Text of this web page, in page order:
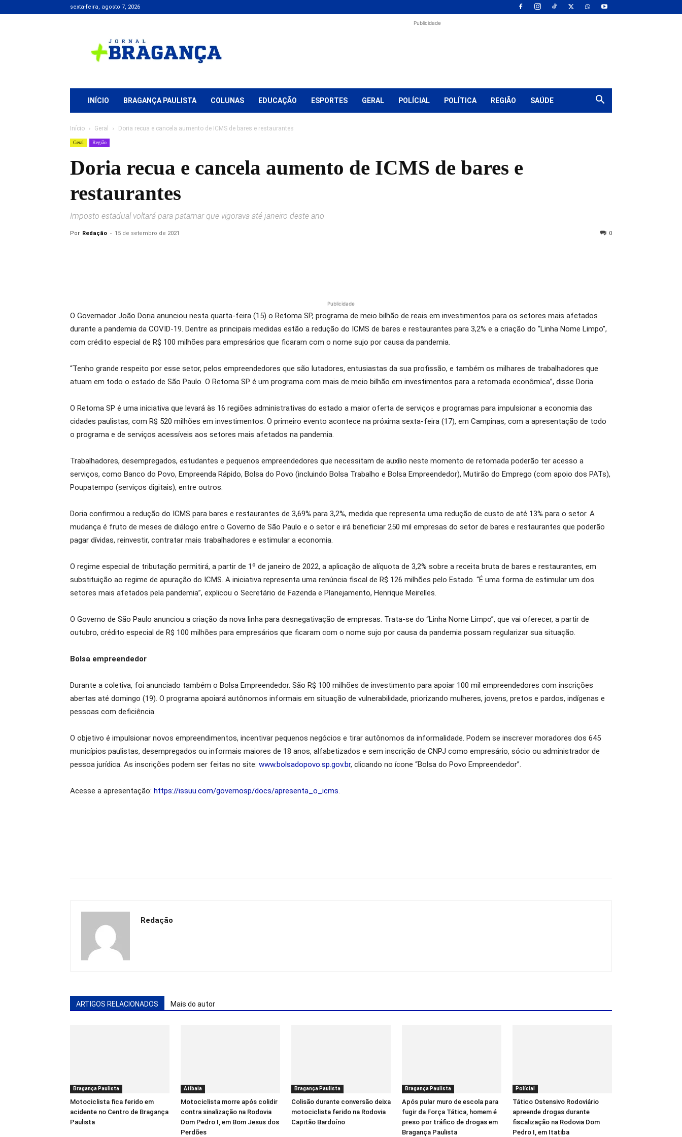
sexta-feira, agosto 7, 2026
+
Bragança
Publicidade
INÍCIO BRAGANÇA PAULISTA COLUNAS EDUCAÇÃO ESPORTES GERAL POLÍCIAL POLÍTICA REGIÃO SAÚDE
Início Geral Doria recua e cancela aumento de ICMS de bares e restaurantes
Geral Região
Doria recua e cancela aumento de ICMS de bares e
restaurantes
Imposto estadual voltará para patamar que vigorava até janeiro deste ano
Por Redação - 15 de setembro de 2021 0
Publicidade
O Governador João Doria anunciou nesta quarta-feira (15) o Retoma SP, programa de meio bilhão de reais em investimentos para os setores mais afetados
durante a pandemia da COVID-19. Dentre as principais medidas estão a redução do ICMS de bares e restaurantes para 3,2% e a criação do “Linha Nome Limpo”,
com crédito especial de R$ 100 milhões para empresários que ficaram com o nome sujo por causa da pandemia.
“Tenho grande respeito por esse setor, pelos empreendedores que são lutadores, entusiastas da sua profissão, e também os milhares de trabalhadores que
atuam em todo o estado de São Paulo. O Retoma SP é um programa com mais de meio bilhão em investimentos para a retomada econômica”, disse Doria.
O Retoma SP é uma iniciativa que levará às 16 regiões administrativas do estado a maior oferta de serviços e programas para impulsionar a economia das
cidades paulistas, com R$ 520 milhões em investimentos. O primeiro evento acontece na próxima sexta-feira (17), em Campinas, com a apresentação de todo
o programa e de serviços acessíveis aos setores mais afetados na pandemia.
Trabalhadores, desempregados, estudantes e pequenos empreendedores que necessitam de auxílio neste momento de retomada poderão ter acesso a
serviços, como Banco do Povo, Empreenda Rápido, Bolsa do Povo (incluindo Bolsa Trabalho e Bolsa Empreendedor), Mutirão do Emprego (com apoio dos PATs),
Poupatempo (serviços digitais), entre outros.
Doria confirmou a redução do ICMS para bares e restaurantes de 3,69% para 3,2%, medida que representa uma redução de custo de até 13% para o setor. A
mudança é fruto de meses de diálogo entre o Governo de São Paulo e o setor e irá beneficiar 250 mil empresas do setor de bares e restaurantes que poderão
pagar dívidas, reinvestir, contratar mais trabalhadores e estimular a economia.
O regime especial de tributação permitirá, a partir de 1º de janeiro de 2022, a aplicação de alíquota de 3,2% sobre a receita bruta de bares e restaurantes, em
substituição ao regime de apuração do ICMS. A iniciativa representa uma renúncia fiscal de R$ 126 milhões pelo Estado. “É uma forma de estimular um dos
setores mais afetados pela pandemia”, explicou o Secretário de Fazenda e Planejamento, Henrique Meirelles.
O Governo de São Paulo anunciou a criação da nova linha para desnegativação de empresas. Trata-se do “Linha Nome Limpo”, que vai oferecer, a partir de
outubro, crédito especial de R$ 100 milhões para empresários que ficaram com o nome sujo por causa da pandemia possam regularizar sua situação.
Bolsa empreendedor
Durante a coletiva, foi anunciado também o Bolsa Empreendedor. São R$ 100 milhões de investimento para apoiar 100 mil empreendedores com inscrições
abertas até domingo (19). O programa apoiará autônomos informais em situação de vulnerabilidade, priorizando mulheres, jovens, pretos e pardos, indígenas e
pessoas com deficiência.
O objetivo é impulsionar novos empreendimentos, incentivar pequenos negócios e tirar autônomos da informalidade. Podem se inscrever moradores dos 645
municípios paulistas, desempregados ou informais maiores de 18 anos, alfabetizados e sem inscrição de CNPJ como empresário, sócio ou administrador de
pessoa jurídica. As inscrições podem ser feitas no site: www.bolsadopovo.sp.gov.br, clicando no ícone “Bolsa do Povo Empreendedor”.
Acesse a apresentação: https://issuu.com/governosp/docs/apresenta_o_icms.
Redação
ARTIGOS RELACIONADOS Mais do autor
Bragança Paulista
Motociclista fica ferido em
acidente no Centro de Bragança
Paulista
Atibaia
Motociclista morre após colidir
contra sinalização na Rodovia
Dom Pedro I, em Bom Jesus dos
Perdões
Bragança Paulista
Colisão durante conversão deixa
motociclista ferido na Rodovia
Capitão Bardoíno
Bragança Paulista
Após pular muro de escola para
fugir da Força Tática, homem é
preso por tráfico de drogas em
Bragança Paulista
Polícial
Tático Ostensivo Rodoviário
apreende drogas durante
fiscalização na Rodovia Dom
Pedro I, em Itatiba